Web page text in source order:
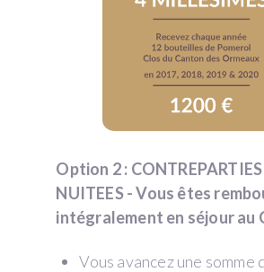
Option 2 : CONTREPARTIES
NUITEES - Vous êtes
intégralement en séjour au
Vous avancez une somme